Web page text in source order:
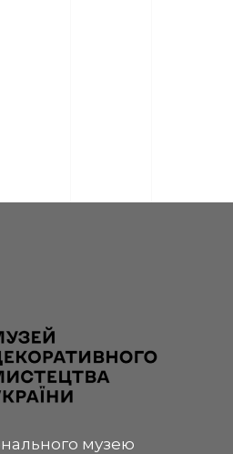
музею